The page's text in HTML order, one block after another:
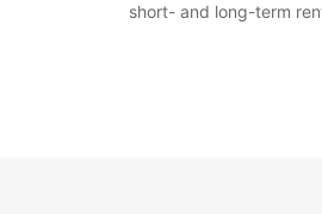
short- and long-term